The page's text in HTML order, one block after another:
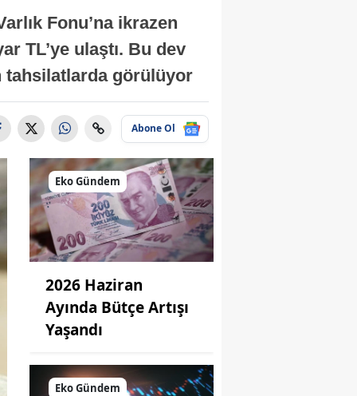
Fonu’na ikrazen
TL’ye ulaştı. Bu dev
tahsilatlarda görülüyor
Abone Ol
Eko Gündem
2026 Haziran
Ayında Bütçe Artışı
Yaşandı
Eko Gündem